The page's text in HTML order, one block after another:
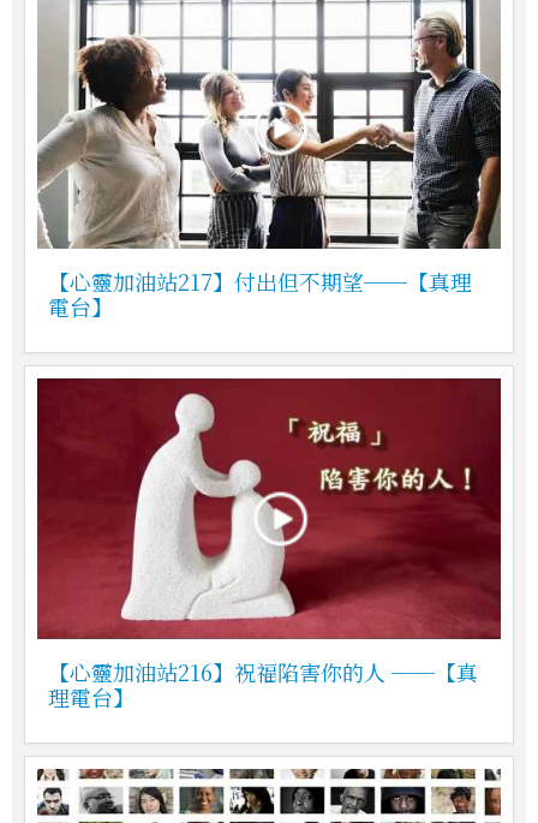
【心靈加油站217】付出但不期望──【真理
電台】
【心靈加油站216】祝福陷害你的人 ──【真
理電台】